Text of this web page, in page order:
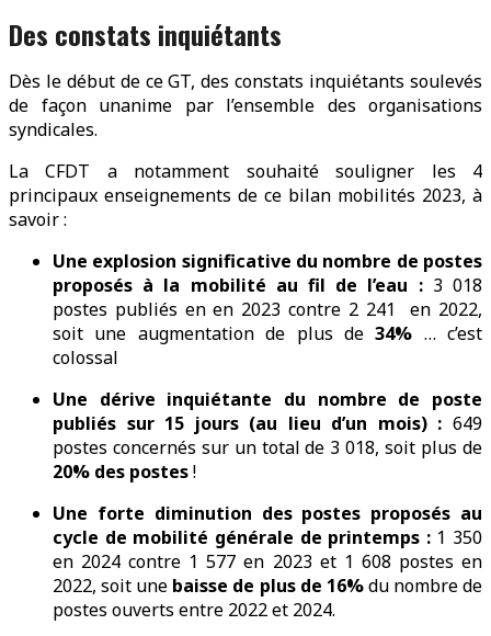
Des constats inquiétants
Dès le début de ce GT, des constats inquiétants soulevés
de façon unanime par l’ensemble des organisations
syndicales.
La CFDT a notamment souhaité souligner les 4
principaux enseignements de ce bilan mobilités 2023, à
savoir :
Une explosion significative du nombre de postes
proposés à la mobilité au fil de l’eau : 3 018
postes publiés en en 2023 contre 2 241 en 2022,
soit une augmentation de plus de34% … c’est
colossal
Une dérive inquiétante du nombre de poste
publiés sur 15 jours (au lieu d’un mois) : 649
postes concernés sur un total de 3 018, soit plus de
20% des postes!
Une forte diminution des postes proposés au
cycle de mobilité générale de printemps : 1 350
en 2024 contre 1 577 en 2023 et 1 608 postes en
2022, soit une baisse de plus de 16%du nombre de
postes ouverts entre 2022 et 2024.